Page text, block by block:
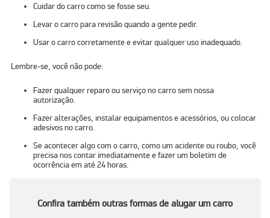
Cuidar do carro como se fosse seu.
Levar o carro para revisão quando a gente pedir.
Usar o carro corretamente e evitar qualquer uso inadequado.
Lembre-se, você não pode:
Fazer qualquer reparo ou serviço no carro sem nossa
autorização.
Fazer alterações, instalar equipamentos e acessórios, ou colocar
adesivos no carro.
Se acontecer algo com o carro, como um acidente ou roubo, você
precisa nos contar imediatamente e fazer um boletim de
ocorrência em até 24 horas.
Confira também outras formas de alugar um carro